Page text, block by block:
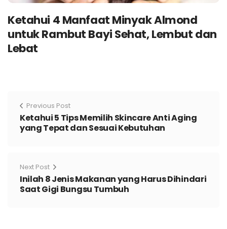
Ketahui 4 Manfaat Minyak Almond
untuk Rambut Bayi Sehat, Lembut dan
Lebat
Previous Post
Ketahui 5 Tips Memilih Skincare Anti Aging
yang Tepat dan Sesuai Kebutuhan
Next Post
Inilah 8 Jenis Makanan yang Harus Dihindari
Saat Gigi Bungsu Tumbuh